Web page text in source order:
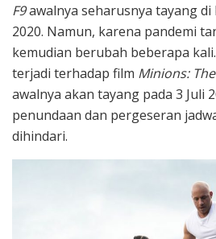
F9awalnya seharusnya tayang di
2020. Namun, karena pandemi
kemudian berubah beberapa
terjadi terhadap film Minions:
awalnya akan tayang pada 3 Juli
penundaan dan pergeseran
dihindari.